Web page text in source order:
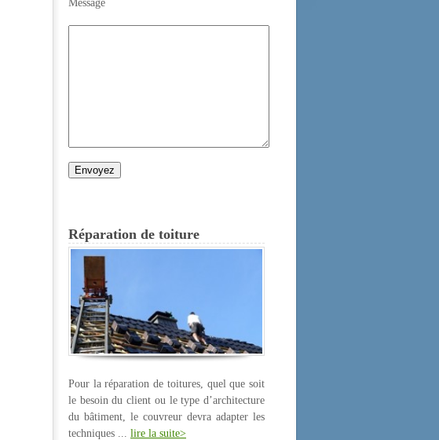
Message
Réparation de toiture
Pour la réparation de toitures, quel que soit
le besoin du client ou le type d’architecture
du bâtiment, le couvreur devra adapter les
techniques ... lire la suite>